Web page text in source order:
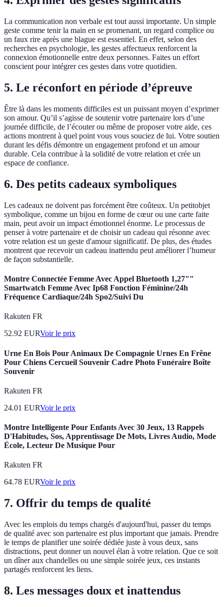
La communication non verbale est tout aussi importante. Un simple
geste comme tenir la main en se promenant, un regard complice ou
un faux rire après une blague est essentiel. En effet, selon des
recherches en psychologie, les gestes affectueux renforcent la
connexion émotionnelle entre deux personnes. Faites un effort
conscient pour intégrer ces gestes dans votre quotidien.
5. Le réconfort en période d’épreuve
Être là dans les moments difficiles est un puissant moyen d’exprimer
son amour. Qu’il s’agisse de soutenir votre partenaire lors d’une
journée difficile, de l’écouter ou même de proposer votre aide, ces
actions montrent à quel point vous vous souciez de lui. Votre soutien
durant les défis démontre un engagement profond et un amour
durable. Cela contribue à la solidité de votre relation et crée un
espace de confiance.
6. Des petits cadeaux symboliques
Les cadeaux ne doivent pas forcément être coûteux. Un petitobjet
symbolique, comme un bijou en forme de cœur ou une carte faite
main, peut avoir un impact émotionnel énorme. Le processus de
penser à votre partenaire et de choisir un cadeau qui résonne avec
votre relation est un geste d'amour significatif. De plus, des études
montrent que recevoir un cadeau inattendu peut améliorer l’humeur
de façon substantielle.
Montre Connectée Femme Avec Appel Bluetooth 1,27""
Smartwatch Femme Avec Ip68 Fonction Féminine/24h
Fréquence Cardiaque/24h Spo2/Suivi Du
Rakuten FR
52.92 EURVoir le prix
Urne En Bois Pour Animaux De Compagnie Urnes En Frêne
Pour Chiens Cercueil Souvenir Cadre Photo Funéraire Boîte
Souvenir
Rakuten FR
24.01 EURVoir le prix
Montre Intelligente Pour Enfants Avec 30 Jeux, 13 Rappels
D'Habitudes, Sos, Apprentissage De Mots, Livres Audio, Mode
École, Lecteur De Musique Pour
Rakuten FR
64.78 EURVoir le prix
7. Offrir du temps de qualité
Avec les emplois du temps chargés d'aujourd'hui, passer du temps
de qualité avec son partenaire est plus important que jamais. Prendre
le temps de planifier une soirée dédiée juste à vous deux, sans
distractions, peut donner un nouvel élan à votre relation. Que ce soit
un dîner aux chandelles ou une simple soirée jeux, ces instants
partagés renforcent les liens.
8. Les messages doux et inattendus